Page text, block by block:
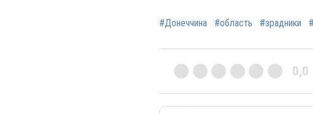
#Донеччина #область #зрадники
0,0